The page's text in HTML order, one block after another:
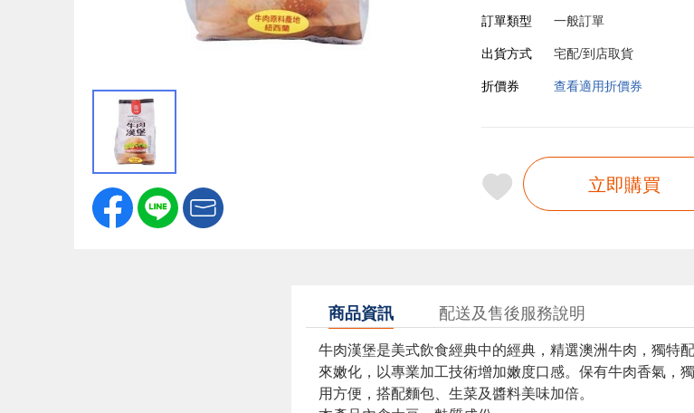
訂單類型
一般訂單
出貨方式
宅配/到店取貨
折價券
查看適用折價券
立即購買
商品資訊 配送及售後服務說明
牛肉漢堡是美式飲食經典中的經典，精選澳洲牛肉，獨特
來嫩化，以專業加工技術增加嫩度口感。保有牛肉香氣，
用方便，搭配麵包、生菜及醬料美味加倍。